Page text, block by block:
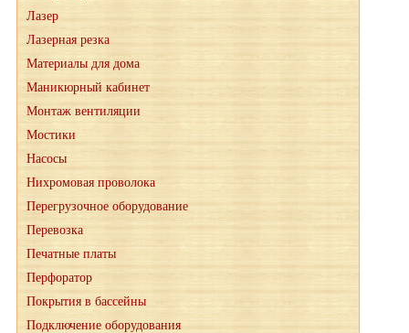
Лазер
Лазерная резка
Материалы для дома
Маникюрный кабинет
Монтаж вентиляции
Мостики
Насосы
Нихромовая проволока
Перегрузочное оборудование
Перевозка
Печатные платы
Перфоратор
Покрытия в бассейны
Подключение оборудования